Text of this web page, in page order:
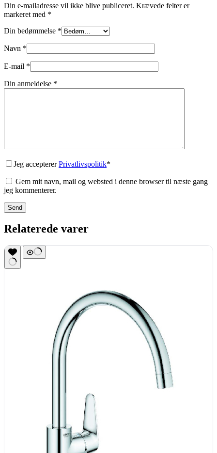
Din e-mailadresse vil ikke blive publiceret. Krævede felter er
markeret med *
Din bedømmelse *
Navn *
E-mail *
Din anmeldelse *
Jeg acceptererPrivatlivspolitik*
Gem mit navn, mail og websted i denne browser til næste gang
jeg kommenterer.
Send
Relaterede varer